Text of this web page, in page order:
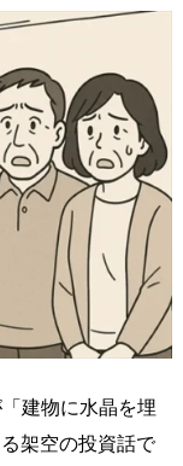
建物に水晶を埋
架空の投資話で